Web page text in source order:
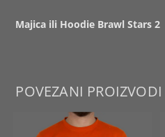
Majica ili Hoodie Brawl Stars 2
POVEZANI PROIZVODI